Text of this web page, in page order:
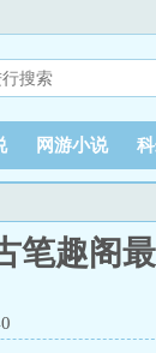
网游小说
笔趣阁